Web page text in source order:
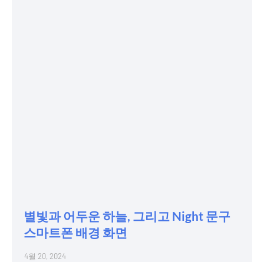
별빛과 어두운 하늘, 그리고 Night 문구
스마트폰 배경 화면
4월 20, 2024